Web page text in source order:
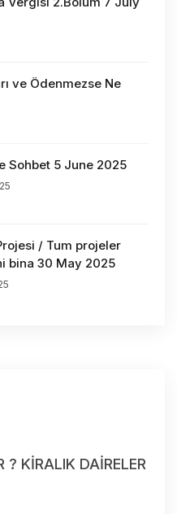
ve Ödenmezse Ne
Sohbet 5 June 2025
/ Tum projeler
bina 30 May 2025
? KİRALIK DAİRELER